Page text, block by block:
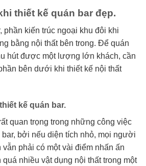
thiết kế quán bar đẹp.
kiến trúc ngoại khu đôi khi
bằng nội thất bên trong. Để quán
hút được một lượng lớn khách, cần
bên dưới khi thiết kế nội thất
kế quán bar.
quan trọng trong những công việc
bar, bởi nếu diện tích nhỏ, mọi người
phải có một vài điểm nhấn ấn
nhiều vật dụng nội thất trong một